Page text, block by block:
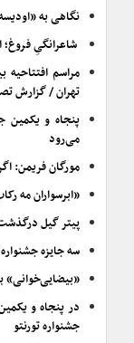
نگاهی به
شاعرانگیِ
مراسم
تهران / گزارش
پنجاه و یکمین
می‌رود
مورگان فریمن:
«ابرسواران مه
پیتر گیل
سه جایزه
«بیضایی‌خوانی»
در پنجاه و
جشنواره تورنتو